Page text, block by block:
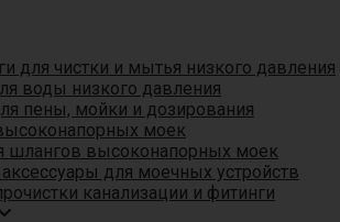
для чистки и мытья низкого давления
воды низкого давления
пены, мойки и дозирования
моек
шлангов высоконапорных моек
для моечных устройств
канализации и фитинги